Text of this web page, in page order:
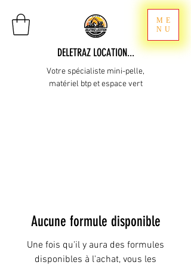
ME
NU
DELETRAZ LOCATION...
Votre spécialiste mini-pelle,
matériel btp et espace vert
Aucune formule disponible
Une fois qu'il y aura des formules
disponibles à l'achat, vous les